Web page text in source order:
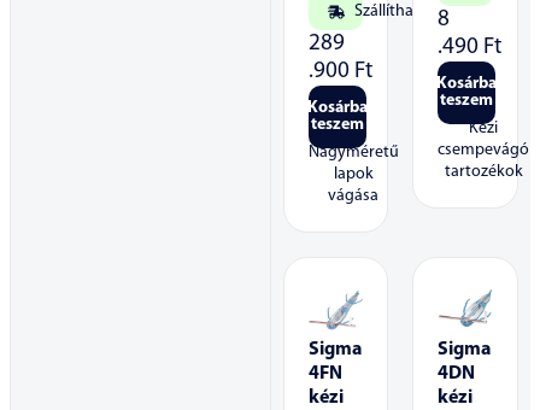
Szállítható
289
.900 Ft
Kosárba
teszem
Nagyméretű
lapok
vágása
8
.490 Ft
Kosárba
teszem
Kézi
csempevágó
tartozékok
Sigma
4FN
kézi
Sigma
4DN
kézi